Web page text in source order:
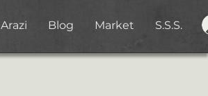
Arazi Blog Market S.S.S.